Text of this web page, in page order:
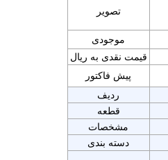
تصویر
موجودی
قیمت نقدی به ریال
پیش فاکتور
ردیف
قطعه
مشخصات
دسته بندی